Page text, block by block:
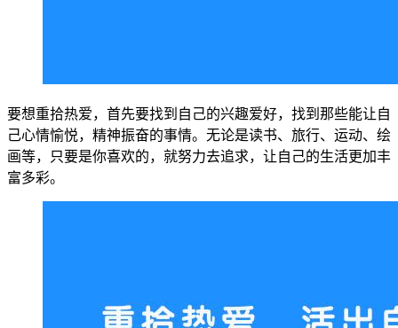
要想重拾热爱，首先要找到自己的兴趣爱好，找到那些能让自
己心情愉悦，精神振奋的事情。无论是读书、旅行、运动、绘
画等，只要是你喜欢的，就努力去追求，让自己的生活更加丰
富多彩。